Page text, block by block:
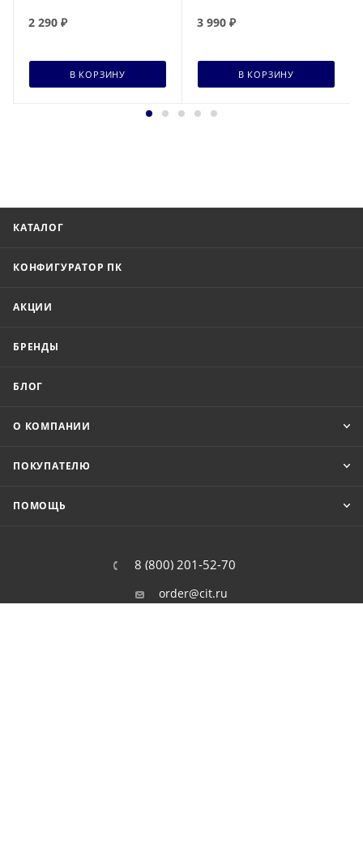
2 290 ₽
В КОРЗИНУ
3 990 ₽
В КОРЗИНУ
КАТАЛОГ
КОНФИГУРАТОР ПК
АКЦИИ
БРЕНДЫ
БЛОГ
О КОМПАНИИ
ПОКУПАТЕЛЮ
ПОМОЩЬ
8 (800) 201-52-70
order@cit.ru